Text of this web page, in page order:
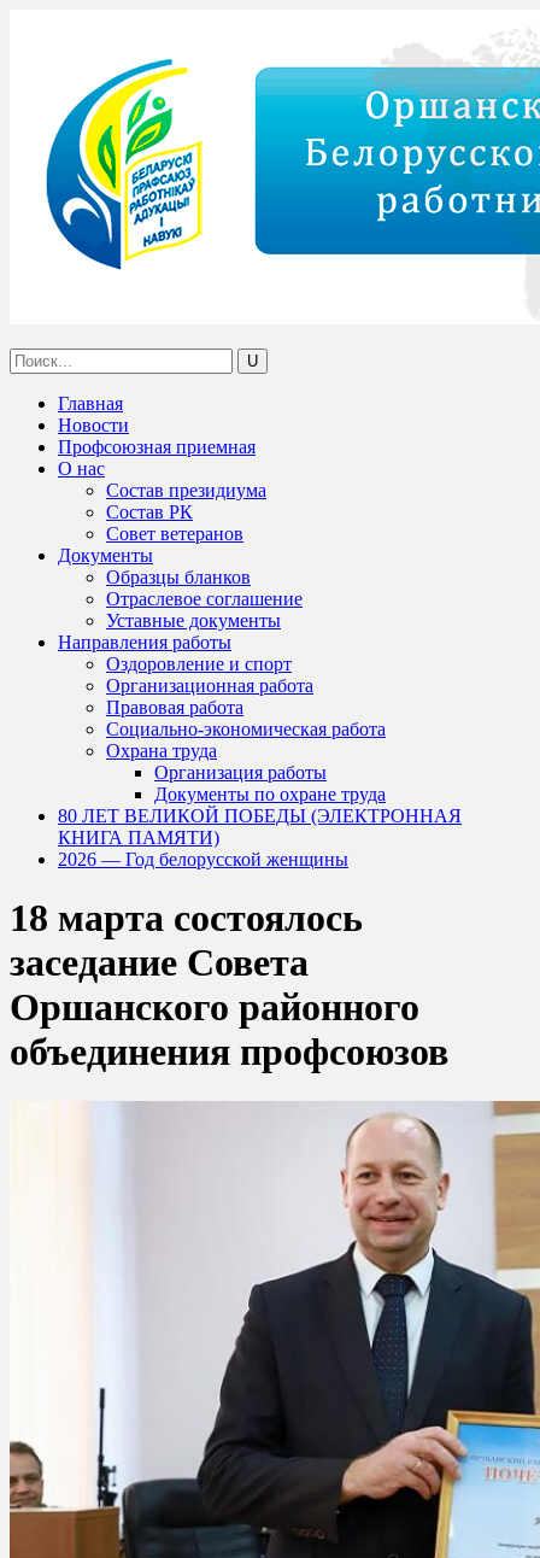
Главная
Новости
Профсоюзная приемная
О нас
Состав президиума
Состав РК
Совет ветеранов
Документы
Образцы бланков
Отраслевое соглашение
Уставные документы
Направления работы
Оздоровление и спорт
Организационная работа
Правовая работа
Социально-экономическая работа
Охрана труда
Организация работы
Документы по охране труда
80 ЛЕТ ВЕЛИКОЙ ПОБЕДЫ (ЭЛЕКТРОННАЯ
КНИГА ПАМЯТИ)
2026 — Год белорусской женщины
18 марта состоялось
заседание Совета
Оршанского районного
объединения профсоюзов